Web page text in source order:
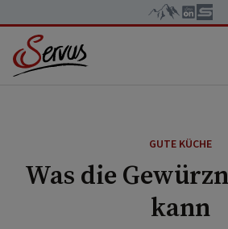
GUTE KÜCHE
Was die
kann